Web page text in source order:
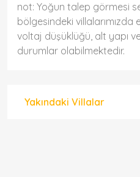
not: Yoğun talep görmesi
bölgesindeki villalarımızda
voltaj düşüklüğü, alt yapı
durumlar olabilmektedir.
Yakındaki Villalar